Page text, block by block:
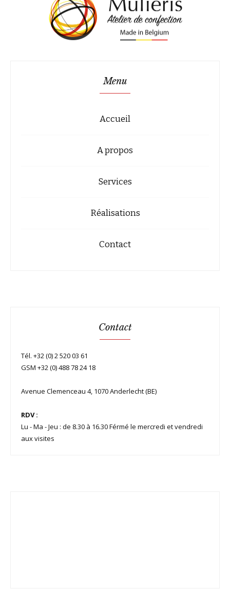
Menu
Accueil
A propos
Services
Réalisations
Contact
Contact
Tél. +32 (0) 2 520 03 61
GSM +32 (0) 488 78 24 18
Avenue Clemenceau 4, 1070 Anderlecht (BE)
RDV :
Lu - Ma - Jeu : de 8.30 à 16.30 Férmé le mercredi et vendredi
aux visites